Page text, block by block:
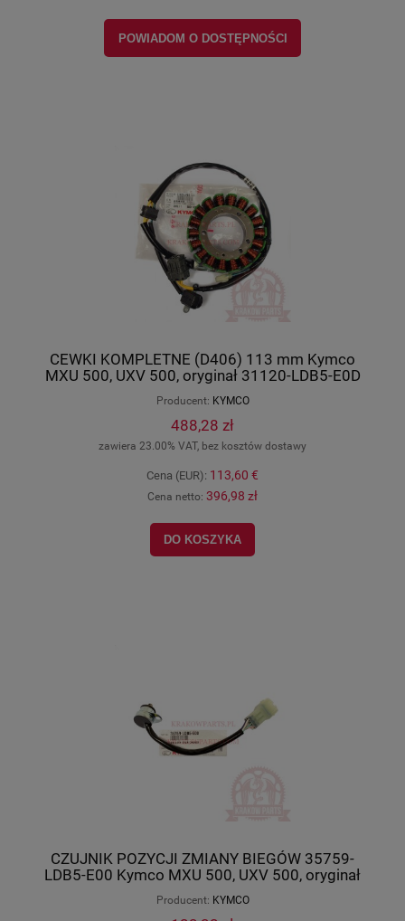
POWIADOM O DOSTĘPNOŚCI
CEWKI KOMPLETNE (D406) 113 mm Kymco
MXU 500, UXV 500, oryginał 31120-LDB5-E0D
Producent: KYMCO
488,28 zł
zawiera 23.00% VAT, bez kosztów dostawy
Cena (EUR): 113,60 €
Cena netto: 396,98 zł
DO KOSZYKA
CZUJNIK POZYCJI ZMIANY BIEGÓW 35759-
LDB5-E00 Kymco MXU 500, UXV 500, oryginał
Producent: KYMCO